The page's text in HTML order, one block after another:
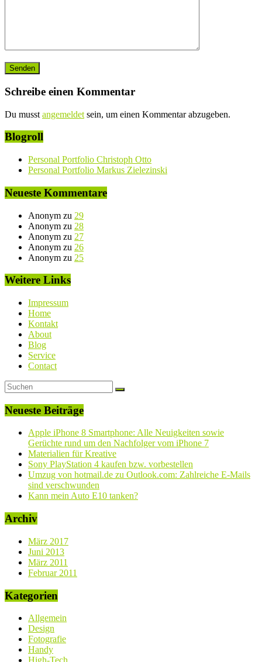
Schreibe einen Kommentar
Du musst angemeldet sein, um einen Kommentar abzugeben.
Blogroll
Personal Portfolio Christoph Otto
Personal Portfolio Markus Zielezinski
Neueste Kommentare
Anonym zu 29
Anonym zu 28
Anonym zu 27
Anonym zu 26
Anonym zu 25
Weitere Links
Impressum
Home
Kontakt
About
Blog
Service
Contact
Neueste Beiträge
Apple iPhone 8 Smartphone: Alle Neuigkeiten sowie
Gerüchte rund um den Nachfolger vom iPhone 7
Materialien für Kreative
Sony PlayStation 4 kaufen bzw. vorbestellen
Umzug von hotmail.de zu Outlook.com: Zahlreiche E-Mails
sind verschwunden
Kann mein Auto E10 tanken?
Archiv
März 2017
Juni 2013
März 2011
Februar 2011
Kategorien
Allgemein
Design
Fotografie
Handy